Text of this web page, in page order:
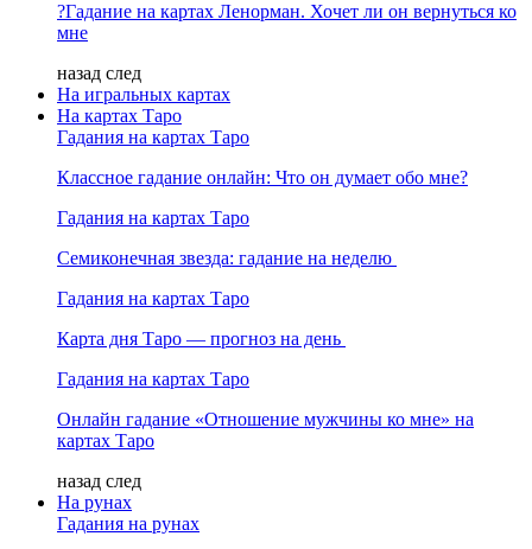
?Гадание на картах Ленорман. Хочет ли он вернуться ко
мне
назад след
На игральных картах
На картах Таро
Гадания на картах Таро
Классное гадание онлайн: Что он думает обо мне?
Гадания на картах Таро
Семиконечная звезда: гадание на неделю
Гадания на картах Таро
Карта дня Таро — прогноз на день
Гадания на картах Таро
Онлайн гадание «Отношение мужчины ко мне» на
картах Таро
назад след
На рунах
Гадания на рунах